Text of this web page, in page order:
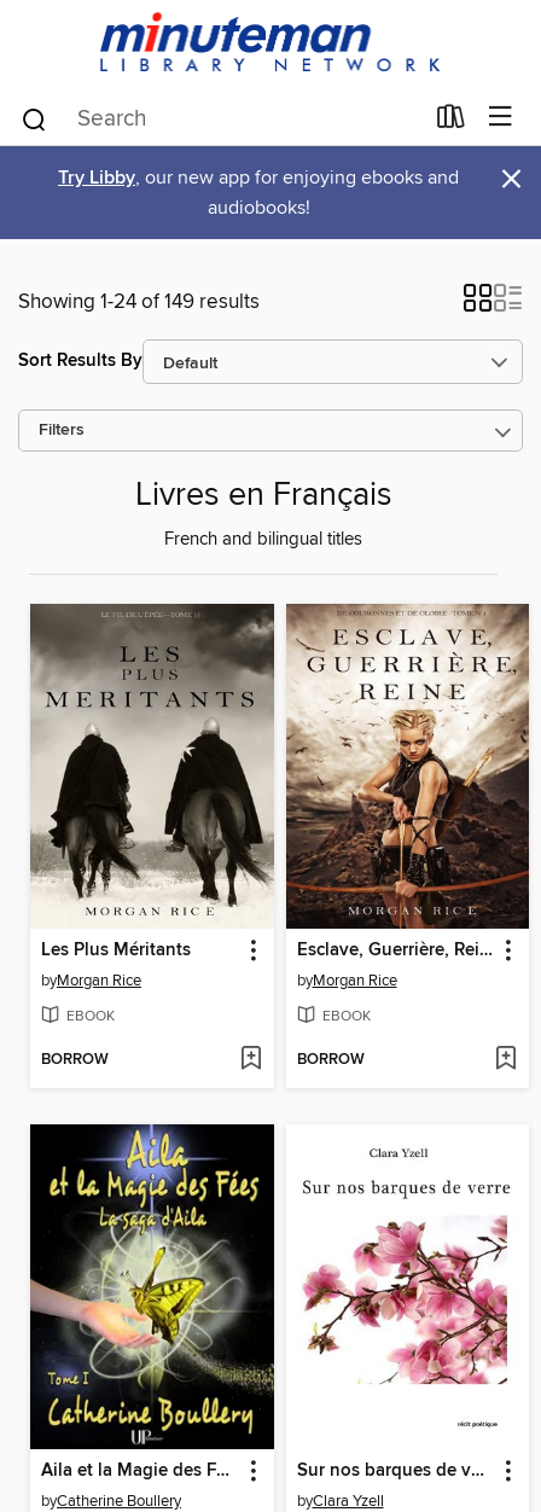
Try Libby, our new app for enjoying ebooks and
audiobooks!
×
Showing 1-24 of 149 results
Sort Results By
Filters
Livres en Français
French and bilingual titles
Les Plus Méritants
byMorgan Rice
EBOOK
BORROW
Esclave, Guerrière, Reine
byMorgan Rice
EBOOK
BORROW
Aila et la Magie des Fées--Tome 1
byCatherine Boullery
Sur nos barques de verre
byClara Yzell